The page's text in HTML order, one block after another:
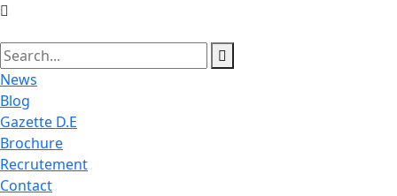
News
Blog
Gazette D.E
Brochure
Recrutement
Contact